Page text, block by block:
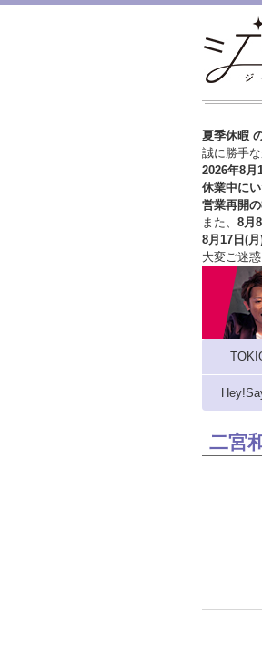
夏季休暇
誠に勝手
2026年8月
休業中に
営業再開
また、 8月
8月17日(
大変ご迷
二宮